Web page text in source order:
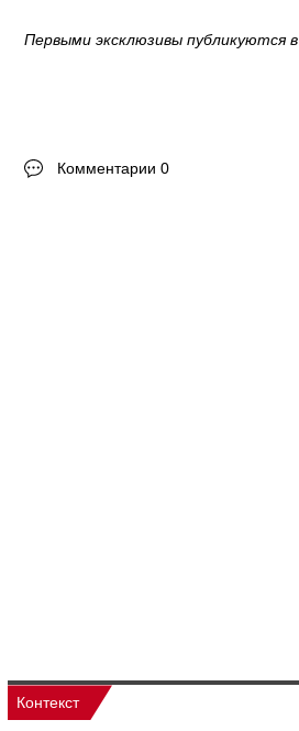
Первыми эксклюзивы публикуются в
Комментарии 0
Контекст